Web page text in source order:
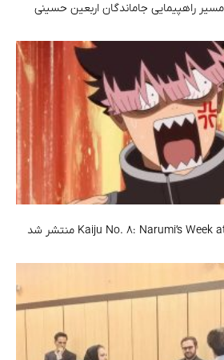
راهپیمایی جاماندگان اربعین حسینی